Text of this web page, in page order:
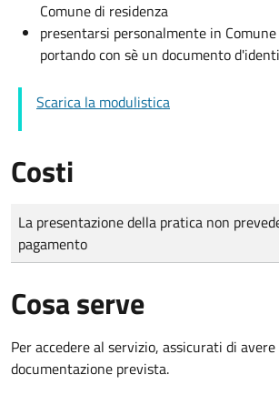
Comune di residenza
presentarsi personalmente in
portando con sè un documento
Scarica la modulistica
Costi
Tipo di pagamento
Importo
La presentazione della pratica non
pagamento
Cosa serve
Per accedere al servizio, assicurati di
documentazione prevista.